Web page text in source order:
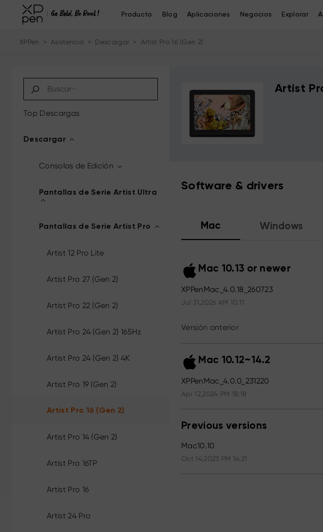
Producto Blog Aplicaciones Negocios Explorar
XPPen > Asistencia > Descargar > Artist Pro 16 (Gen 2)
Top Descargas
Descargar
Consolas de Edición
Pantallas de Serie Artist Ultra
Pantallas de Serie Artist Pro
Artist 12 Pro Lite
Artist Pro 27 (Gen 2)
Artist Pro 22 (Gen 2)
Artist Pro 24 (Gen 2) 165Hz
Artist Pro 24 (Gen 2) 4K
Artist Pro 19 (Gen 2)
Artist Pro 16 (Gen 2)
Artist Pro 14 (Gen 2)
Artist Pro 16TP
Artist Pro 16
Artist 24 Pro
Artist
Software & drivers
Mac Windows
Mac 10.13 or newer
XPPenMac_4.0.18_260723
Jul 31,2026 AM 10:11
Versión anterior
Mac 10.12~14.2
XPPenMac_4.0.0_231220
Apr 12,2024 PM 18:18
Previous versions
Mac10.10
Oct 14,2023 PM 14:21